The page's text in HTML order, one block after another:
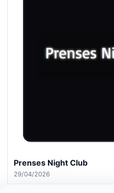
Prenses Night Club
29/04/2026